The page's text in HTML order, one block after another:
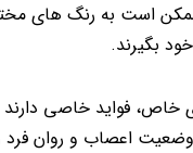
است به رنگ های
بگیرند.
فواید خاصی
اعصاب و روان فرد